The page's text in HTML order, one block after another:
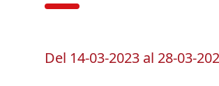
Del 14-03-2023 al 28-03-